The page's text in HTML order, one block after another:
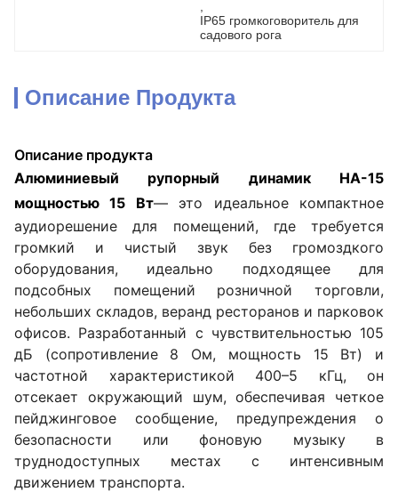
IP65 громкоговоритель для
садового рога
Описание Продукта
Описание продукта
Алюминиевый рупорный динамик HA-15
мощностью 15 Вт— это идеальное компактное
аудиорешение для помещений, где требуется
громкий и чистый звук без громоздкого
оборудования, идеально подходящее для
подсобных помещений розничной торговли,
небольших складов, веранд ресторанов и парковок
офисов. Разработанный с чувствительностью 105
дБ (сопротивление 8 Ом, мощность 15 Вт) и
частотной характеристикой 400–5 кГц, он
отсекает окружающий шум, обеспечивая четкое
пейджинговое сообщение, предупреждения о
безопасности или фоновую музыку в
труднодоступных местах с интенсивным
движением транспорта.